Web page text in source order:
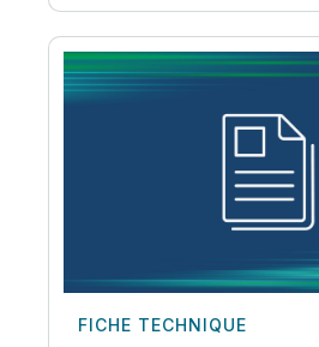
FICHE TECHNIQUE